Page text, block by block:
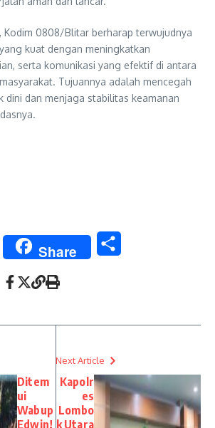
Kodim 0808/Blitar berharap terwujudnya
kuat dengan meningkatkan
serta komunikasi yang efektif di antara
Tujuannya adalah mencegah
dini dan menjaga stabilitas keamanan
Twitter Share
Ditem
ui
Wabup
Edwin!
Next Article
Kapolr
es
Lombo
k Utara